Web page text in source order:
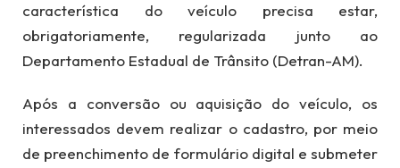
característica do veículo precisa estar,
obrigatoriamente, regularizada junto ao
Departamento Estadual de Trânsito (Detran-AM).
Após a conversão ou aquisição do veículo, os
interessados devem realizar o cadastro, por meio
de preenchimento de formulário digital e submeter